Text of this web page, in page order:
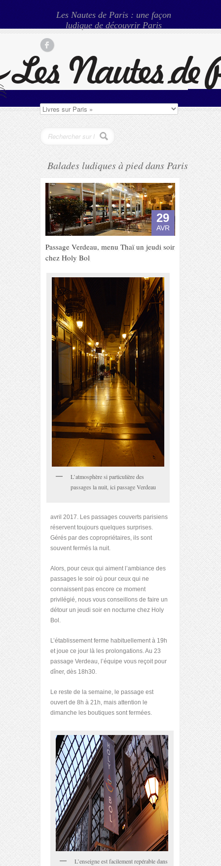
Les Nautes de Paris : une façon
ludique de découvrir Paris
Balades ludiques à pied dans Paris
29
AVR
Passage Verdeau, menu Thaï un jeudi soir
chez Holy Bol
L’atmosphère si particulière des
passages la nuit, ici passage Verdeau
avril 2017. Les passages couverts parisiens
réservent toujours quelques surprises.
Gérés par des copropriétaires, ils sont
souvent fermés la nuit.
Alors, pour ceux qui aiment l’ambiance des
passages le soir où pour ceux qui ne
connaissent pas encore ce moment
privilégié, nous vous conseillons de faire un
détour un jeudi soir en nocturne chez Holy
Bol.
L’établissement ferme habituellement à 19h
et joue ce jour là les prolongations. Au 23
passage Verdeau, l’équipe vous reçoit pour
dîner, dès 18h30.
Le reste de la semaine, le passage est
ouvert de 8h à 21h, mais attention le
dimanche les boutiques sont fermées.
L’enseigne est facilement repérable dans